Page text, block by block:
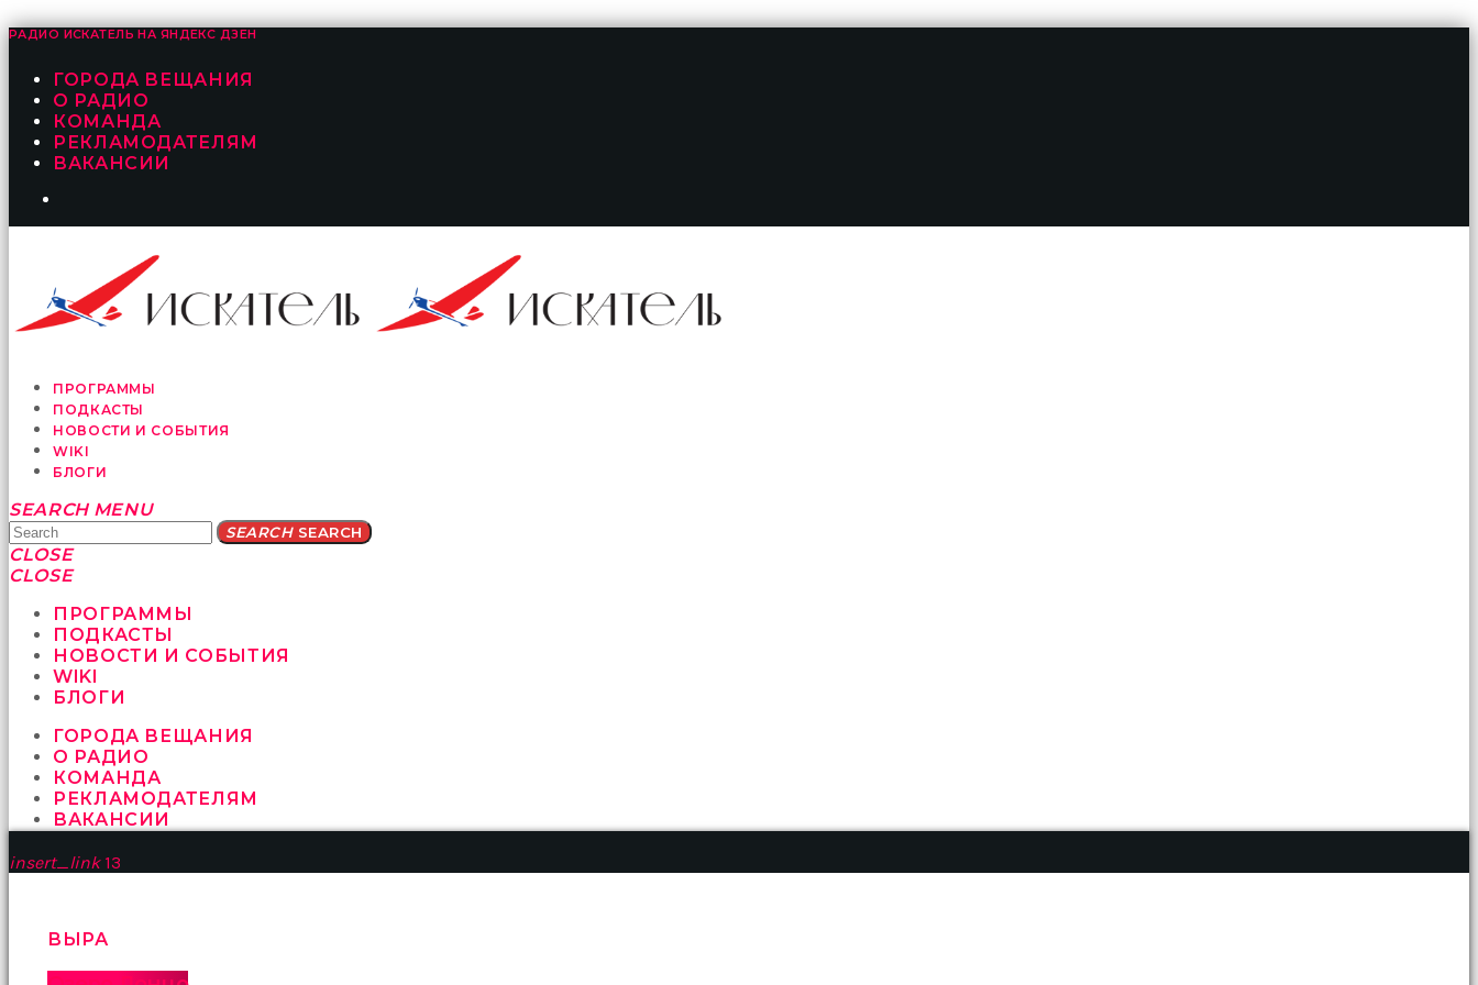
РАДИО ИСКАТЕЛЬ НА ЯНДЕКС ДЗЕН
ГОРОДА ВЕЩАНИЯ
О РАДИО
КОМАНДА
РЕКЛАМОДАТЕЛЯМ
ВАКАНСИИ
ПРОГРАММЫ
ПОДКАСТЫ
НОВОСТИ И СОБЫТИЯ
WIKI
БЛОГИ
Yatağa
bile
geçmeye
fırsat
sikici
kocalar
güzel
karıları
öttürüyor
sex
hikayeleri
en
kızların
rahatlıyorlar
altyazılı
porno
SEARCH MENU
SEARCHSEARCH
CLOSE
CLOSE
ПРОГРАММЫ
ПОДКАСТЫ
НОВОСТИ И СОБЫТИЯ
WIKI
БЛОГИ
ГОРОДА ВЕЩАНИЯ
О РАДИО
КОМАНДА
РЕКЛАМОДАТЕЛЯМ
ВАКАНСИИ
insert_link 13
ВЫРА